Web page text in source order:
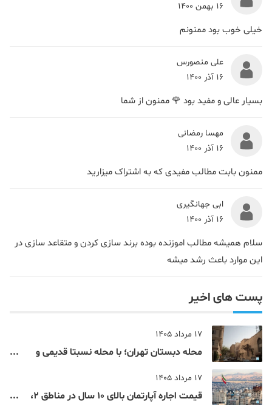
16 بهمن 1400
خیلی خوب بود ممنونم
علی منصورس
16 آذر 1400
بسیار عالی و‌ مفید بود 🌹 ممنون از شما
مهسا رمضانی
16 آذر 1400
ممنون بابت مطالب مفیدی که به اشتراک میزارید
ابی جهانگیری
16 آذر 1400
سلام همیشه مطالب اموزنده بوده برند سازی کردن و متقاعد سازی در
این موارد باعث رشد میشه
پست های اخیر
17 مرداد 1405
محله دبستان تهران؛ با محله نسبتا قدیمی و
17 مرداد 1405
قیمت اجاره آپارتمان بالای 10 سال در مناطق 2،